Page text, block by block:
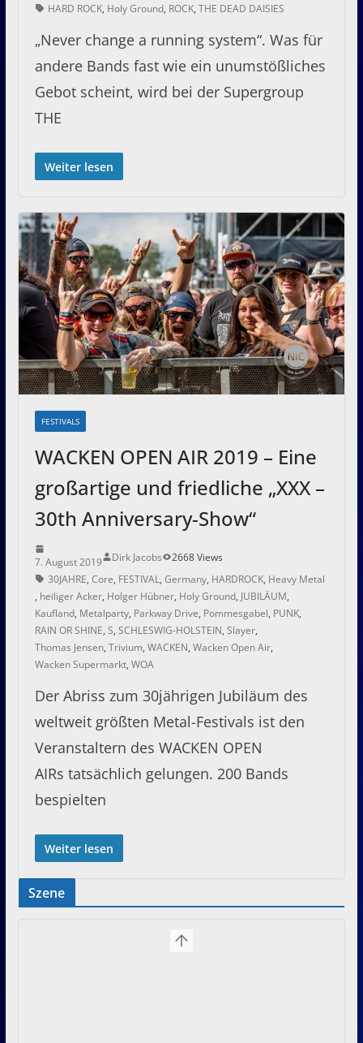
HARD ROCK, Holy Ground, ROCK, THE DEAD DAISIES
„Never change a running system“. Was für
andere Bands fast wie ein unumstößliches
Gebot scheint, wird bei der Supergroup
THE
Weiter lesen
FESTIVALS
WACKEN OPEN AIR 2019 – Eine
großartige und friedliche „XXX –
30th Anniversary-Show“
7. August 2019 Dirk Jacobs
2668 Views
30JAHRE, Core, FESTIVAL, Germany, HARDROCK, Heavy Metal
, heiliger Acker, Holger Hübner, Holy Ground, JUBILÄUM,
Kaufland, Metalparty, Parkway Drive, Pommesgabel, PUNK,
RAIN OR SHINE, S, SCHLESWIG-HOLSTEIN, Slayer,
Thomas Jensen, Trivium, WACKEN, Wacken Open Air,
Wacken Supermarkt, WOA
Der Abriss zum 30jährigen Jubiläum des
weltweit größten Metal-Festivals ist den
Veranstaltern des WACKEN OPEN
AIRs tatsächlich gelungen. 200 Bands
bespielten
Weiter lesen
Szene